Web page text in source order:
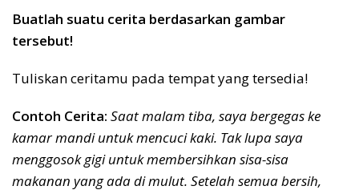
Buatlah suatu cerita berdasarkan gambar
tersebut!
Tuliskan ceritamu pada tempat yang tersedia!
Contoh Cerita: Saat malam tiba, saya bergegas ke
kamar mandi untuk mencuci kaki. Tak lupa saya
menggosok gigi untuk membersihkan sisa-sisa
makanan yang ada di mulut. Setelah semua bersih,